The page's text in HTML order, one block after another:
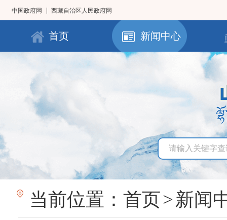
中国政府网 西藏自治区人民政府网
首页 新闻中心
当前位置： 首页>新闻